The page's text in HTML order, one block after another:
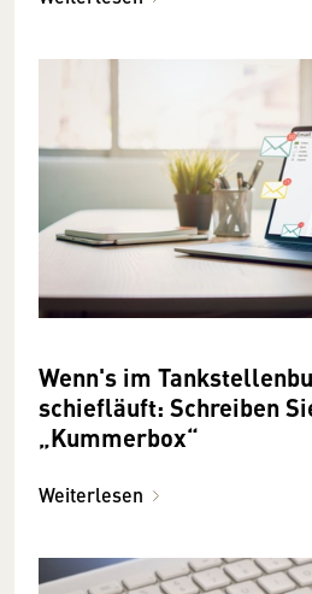
Wenn's im
schiefläuft: Schreiben
„Kummerbox“
Weiterlesen